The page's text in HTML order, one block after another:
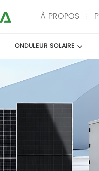
À PROPOS
ONDULEUR SOLAIRE